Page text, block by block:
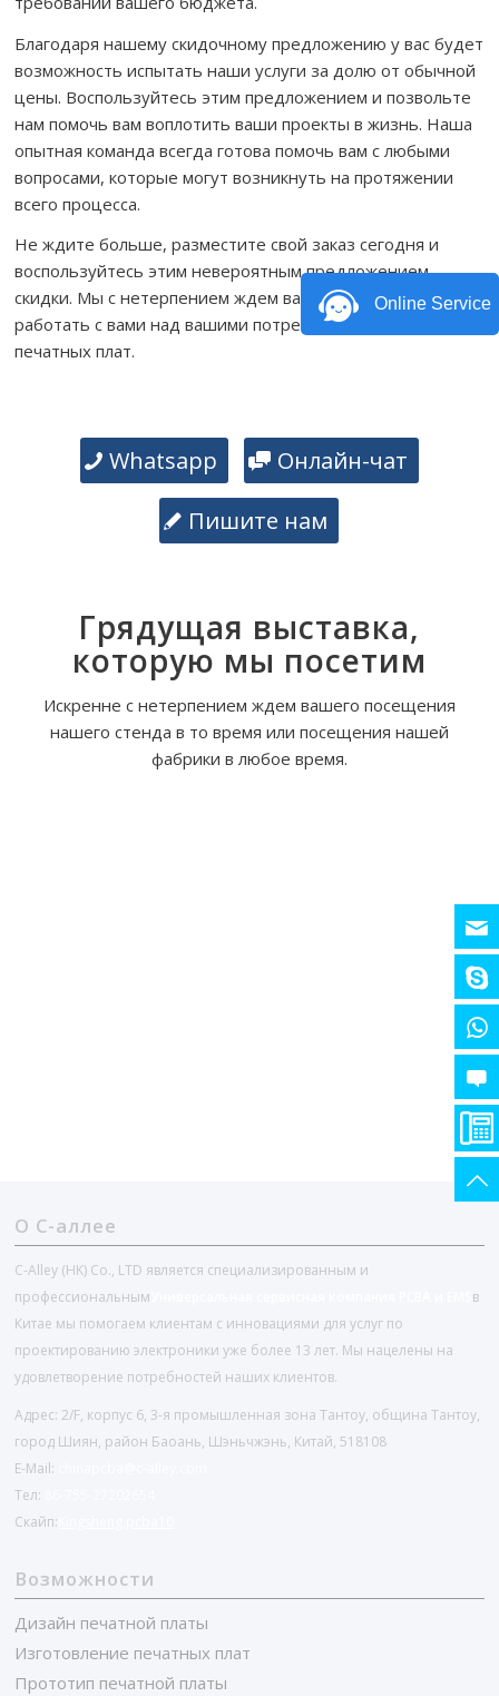
Благодаря нашему скидочному предложению у вас будет
возможность испытать наши услуги за долю от обычной
цены. Воспользуйтесь этим предложением и позвольте
нам помочь вам воплотить ваши проекты в жизнь. Наша
опытная команда всегда готова помочь вам с любыми
вопросами, которые могут возникнуть на протяжении
всего процесса.
Не ждите больше, разместите свой заказ сегодня и
воспользуйтесь этим невероятным предложением
скидки. Мы с нетерпением ждем вашего ответа и будем
работать с вами над вашими потребностями в сборке
печатных плат.
Whatsapp
Онлайн-чат
Пишите нам
Грядущая выставка,
которую мы посетим
Искренне с нетерпением ждем вашего посещения
нашего стенда в то время или посещения нашей
фабрики в любое время.
О С-аллее
C-Alley (HK) Co., LTD является специализированным и
профессиональным
в
Китае мы помогаем клиентам с инновациями для услуг по
проектированию электроники уже более 13 лет. Мы нацелены на
удовлетворение потребностей наших клиентов.
Адрес: 2/F, корпус 6, 3-я промышленная зона Тантоу, община Тантоу,
город Шиян, район Баоань, Шэньчжэнь, Китай, 518108
E-Mail:
Тел:
Скайп:
Возможности
Дизайн печатной платы
Изготовление печатных плат
Прототип печатной платы
Online Service